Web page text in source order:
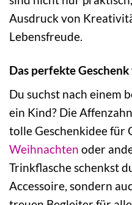
Ausdruck von
Lebensfreude.
Das perfekte
Du suchst nach einem
ein Kind? Die
tolle Geschenkidee für
Weihnachten oder
Trinkflasche schenkst
Accessoire, sondern